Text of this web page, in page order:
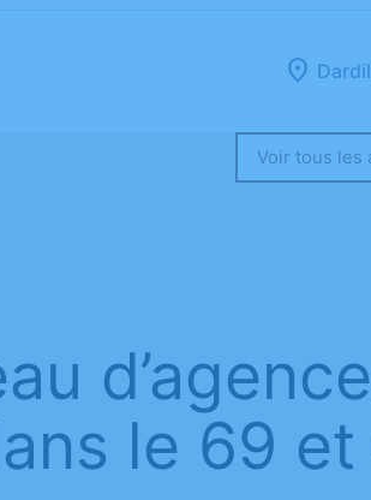
Voir tous les
le 69